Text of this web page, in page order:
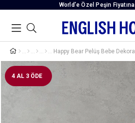
World’e Özel Peşin Fiyatına
4 AL 3 ÖDE